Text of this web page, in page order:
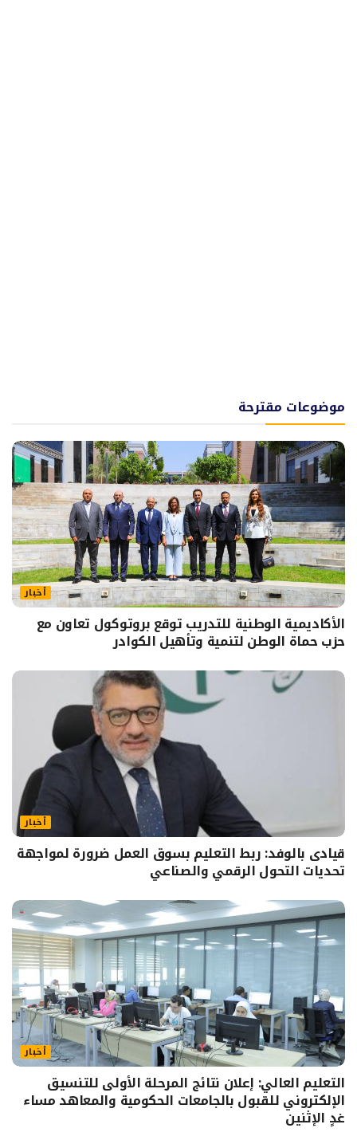
موضوعات مقترحة
أخبار
الأكاديمية الوطنية للتدريب توقع بروتوكول تعاون مع
حزب حماة الوطن لتنمية وتأهيل الكوادر
أخبار
قيادى بالوفد: ربط التعليم بسوق العمل ضرورة لمواجهة
تحديات التحول الرقمي والصناعي
أخبار
التعليم العالي: إعلان نتائج المرحلة الأولى للتنسيق
الإلكتروني للقبول بالجامعات الحكومية والمعاهد مساء
غدٍ الإثنين